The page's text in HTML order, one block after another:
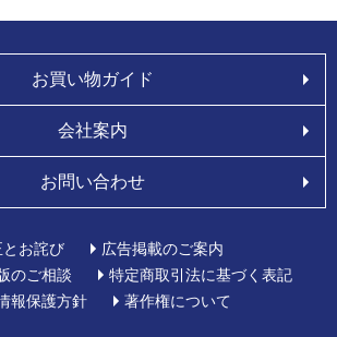
お買い物ガイド
会社案内
お問い合わせ
とお詫び
広告掲載のご案内
のご相談
特定商取引法に基づく表記
報保護方針
著作権について